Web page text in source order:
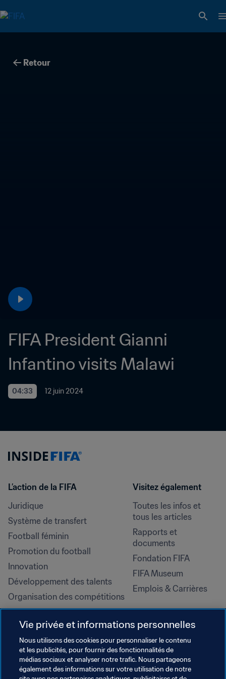
Retour
FIFA President Gianni
Infantino visits Malawi
04:33 12 juin 2024
L’action de la FIFA
Juridique
Système de transfert
Football féminin
Promotion du football
Innovation
Développement des talents
Organisation des compétitions
Développement durable
Droits de l'homme et lutte contre
la discrimination
Santé et médical
Initiatives en matière de
Visitez également
Toutes les infos et
tous les articles
Rapports et
documents
Fondation FIFA
FIFA Museum
Emplois & Carrières
Vie privée et informations personnelles
Nous utilisons des cookies pour personnaliser le contenu
et les publicités, pour fournir des fonctionnalités de
médias sociaux et analyser notre trafic. Nous partageons
également des informations sur votre utilisation de notre